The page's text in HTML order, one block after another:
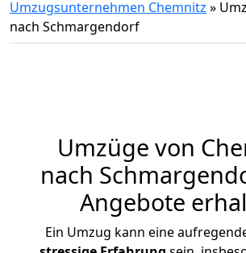
Umzugsunternehmen Chemnitz »
nach Schmargendorf
Umzüge von
nach
Angebote
Ein Umzug kann eine